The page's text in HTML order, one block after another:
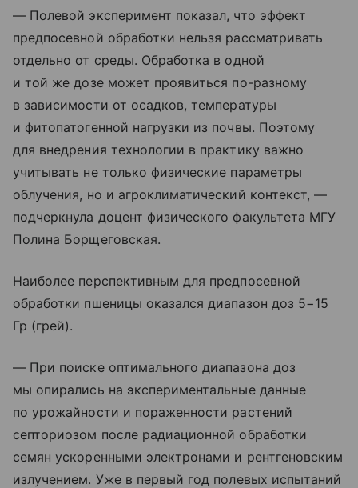
— Полевой эксперимент показал, что эффект
предпосевной обработки нельзя рассматривать
отдельно от среды. Обработка в одной
и той же дозе может проявиться по-разному
в зависимости от осадков, температуры
и фитопатогенной нагрузки из почвы. Поэтому
для внедрения технологии в практику важно
учитывать не только физические параметры
облучения, но и агроклиматический контекст, —
подчеркнула доцент физического факультета МГУ
Полина Борщеговская.
Наиболее перспективным для предпосевной
обработки пшеницы оказался диапазон доз 5−15
Гр (грей).
— При поиске оптимального диапазона доз
мы опирались на экспериментальные данные
по урожайности и пораженности растений
септориозом после радиационной обработки
семян ускоренными электронами и рентгеновским
излучением. Уже в первый год полевых испытаний